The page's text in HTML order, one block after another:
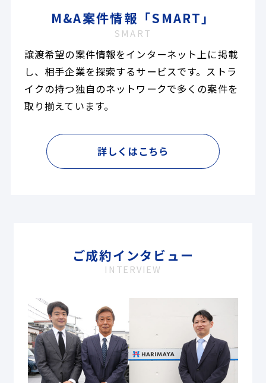
M&A案件情報「SMART」
SMART
譲渡希望の案件情報をインターネット上に掲載
し、相手企業を探索するサービスです。ストラ
イクの持つ独自のネットワークで多くの案件を
取り揃えています。
詳しくはこちら
ご成約インタビュー
INTERVIEW